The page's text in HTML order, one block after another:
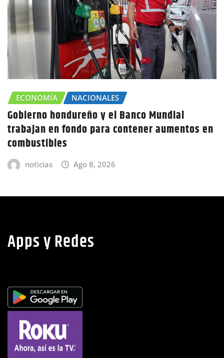
ECONOMÍA NACIONALES
Gobierno hondureño y el Banco Mundial
trabajan en fondo para contener aumentos en
combustibles
noticias Ago 8, 2026
Apps y Redes